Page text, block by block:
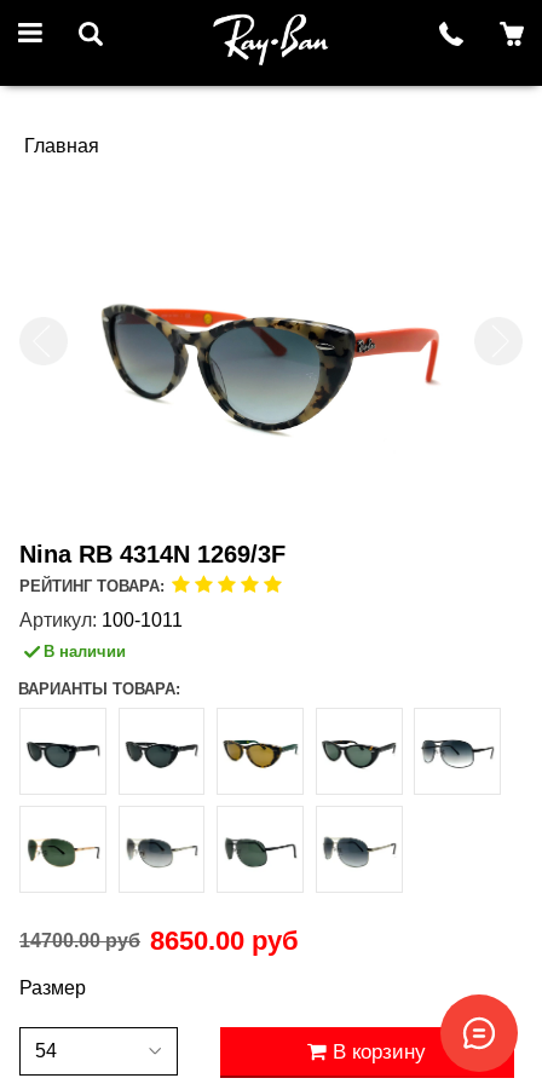
Главная
Nina RB 4314N 1269/3F
РЕЙТИНГ ТОВАРА:
Артикул: 100-1011
В наличии
ВАРИАНТЫ ТОВАРА:
14700.00 руб 8650.00 руб
Размер
В корзину